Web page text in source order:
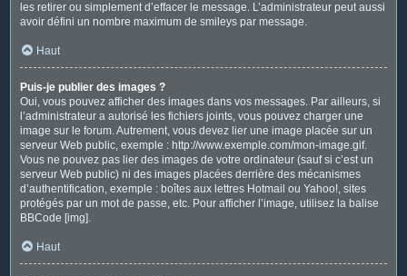
les retirer ou simplement d’effacer le message. L’administrateur peut aussi
avoir défini un nombre maximum de smileys par message.
Haut
Puis-je publier des images ?
Oui, vous pouvez afficher des images dans vos messages. Par ailleurs, si
l’administrateur a autorisé les fichiers joints, vous pouvez charger une
image sur le forum. Autrement, vous devez lier une image placée sur un
serveur Web public, exemple : http://www.exemple.com/mon-image.gif.
Vous ne pouvez pas lier des images de votre ordinateur (sauf si c’est un
serveur Web public) ni des images placées derrière des mécanismes
d’authentification, exemple : boîtes aux lettres Hotmail ou Yahoo!, sites
protégés par un mot de passe, etc. Pour afficher l’image, utilisez la balise
BBCode [img].
Haut